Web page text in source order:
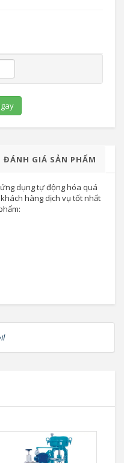
ĐÁNH GIÁ SẢN PHẨM
dụng tự động hóa quá
hàng dịch vụ tốt nhất